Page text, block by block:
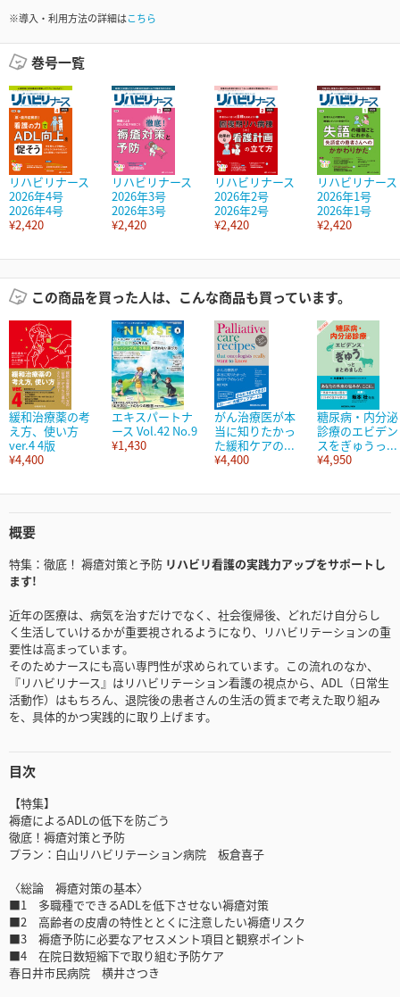
※導入・利用方法の詳細はこちら
巻号一覧
リハビリナース
2026年4号
2026年4号
¥2,420
リハビリナース
2026年3号
2026年3号
¥2,420
リハビリナース
2026年2号
2026年2号
¥2,420
リハビリナース
2026年1号
2026年1号
¥2,420
この商品を買った人は、こんな商品も買っています。
緩和治療薬の考
え方、使い方
ver.4 4版
¥4,400
エキスパートナ
ース Vol.42 No.9
¥1,430
がん治療医が本
当に知りたかっ
た緩和ケアの...
¥4,400
糖尿病・内分泌
診療のエビデン
スをぎゅうっ...
¥4,950
概要
特集：徹底！ 褥瘡対策と予防 リハビリ看護の実践力アップをサポートし
ます!
近年の医療は、病気を治すだけでなく、社会復帰後、どれだけ自分らし
く生活していけるかが重要視されるようになり、リハビリテーションの重
要性は高まっています。
そのためナースにも高い専門性が求められています。この流れのなか、
『リハビリナース』はリハビリテーション看護の視点から、ADL（日常生
活動作）はもちろん、退院後の患者さんの生活の質まで考えた取り組み
を、具体的かつ実践的に取り上げます。
目次
【特集】
褥瘡によるADLの低下を防ごう
徹底！褥瘡対策と予防
プラン：白山リハビリテーション病院 板倉喜子
〈総論 褥瘡対策の基本〉
■1 多職種でできるADLを低下させない褥瘡対策
■2 高齢者の皮膚の特性ととくに注意したい褥瘡リスク
■3 褥瘡予防に必要なアセスメント項目と観察ポイント
■4 在院日数短縮下で取り組む予防ケア
春日井市民病院 横井さつき